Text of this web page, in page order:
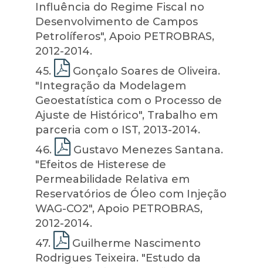
Influência do Regime Fiscal no
Desenvolvimento de Campos
Petrolíferos", Apoio PETROBRAS,
2012-2014.
45.
Gonçalo Soares de Oliveira.
"Integração da Modelagem
Geoestatística com o Processo de
Ajuste de Histórico", Trabalho em
parceria com o IST, 2013-2014.
46.
Gustavo Menezes Santana.
"Efeitos de Histerese de
Permeabilidade Relativa em
Reservatórios de Óleo com Injeção
WAG-CO2", Apoio PETROBRAS,
2012-2014.
47.
Guilherme Nascimento
Rodrigues Teixeira. "Estudo da